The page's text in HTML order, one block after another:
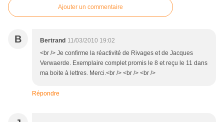
Ajouter un commentaire
B Bertrand 11/03/2010 19:02
<br /> Je confirme la réactivité de Rivages et de Jacques
Verwaerde. Exemplaire complet promis le 8 et reçu le 11 dans
ma boite à lettres. Merci.<br /> <br /> <br />
Répondre